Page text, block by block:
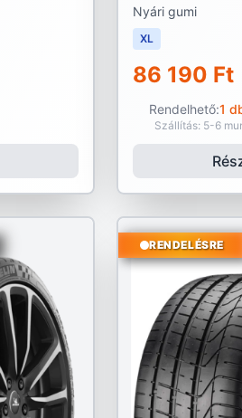
Nyári gumi
XL
86 190 Ft
Rendelhető:1
Szállítás: 5-6
RENDELÉSRE